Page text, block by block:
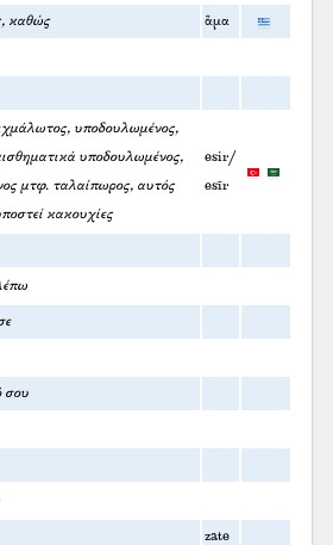
καθώς ἅμα
υποδουλωμένος,
υποδουλωμένος,
μτφ. ταλαίπωρος, αυτός
κακουχίες
esir/
esīr
σου
zate